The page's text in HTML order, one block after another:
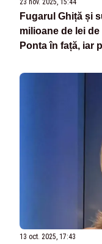
Fugarul Ghiță și
milioane de lei
Ponta în față, iar
13 oct. 2025, 17:43